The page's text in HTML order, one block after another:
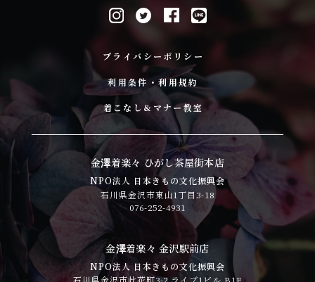
利用条件・利用規約
プライバシーポリシー
着こなし&マナー教室
金澤着楽々 ひがし茶屋街本店
NPO法人 日本きもの文化振興会
石川県金沢市東山1丁目3-18
076-252-4931
金澤着楽々 金沢駅前店
NPO法人 日本きもの文化振興会